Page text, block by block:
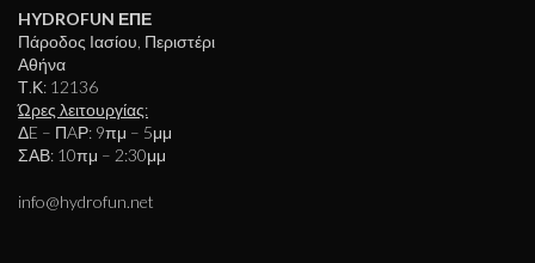
HYDROFUN ΕΠΕ
Πάροδος Ιασίου, Περιστέρι
Αθήνα
Τ.Κ: 12136
Ώρες λειτουργίας:
ΔE – ΠAΡ: 9πμ – 5μμ
ΣΑΒ: 10πμ – 2:30μμ
info@hydrofun.net